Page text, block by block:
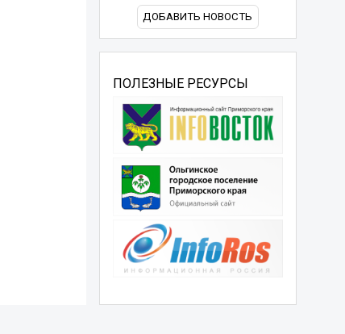
ДОБАВИТЬ НОВОСТЬ
ПОЛЕЗНЫЕ РЕСУРСЫ